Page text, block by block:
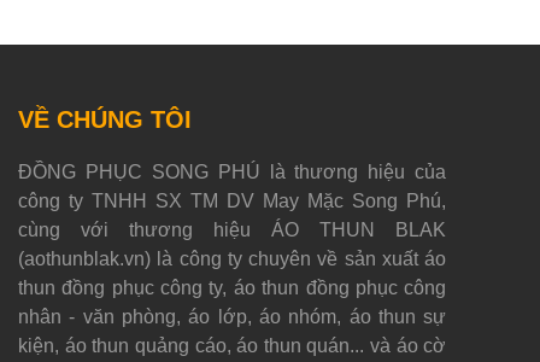
VỀ CHÚNG TÔI
ĐỒNG PHỤC SONG PHÚ là thương hiệu của
công ty TNHH SX TM DV May Mặc Song Phú,
cùng với thương hiệu ÁO THUN BLAK
(aothunblak.vn) là công ty chuyên về sản xuất áo
thun đồng phục công ty, áo thun đồng phục công
nhân - văn phòng, áo lớp, áo nhóm, áo thun sự
kiện, áo thun quảng cáo, áo thun quán... và áo cờ